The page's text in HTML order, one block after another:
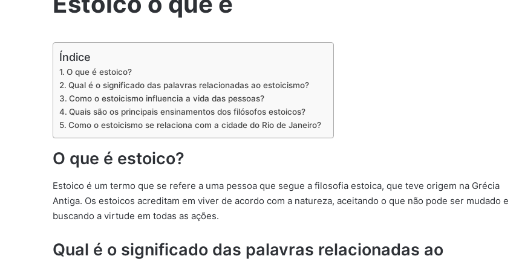
Índice
O que é estoico?
Qual é o significado das palavras relacionadas ao estoicismo?
Como o estoicismo influencia a vida das pessoas?
Quais são os principais ensinamentos dos filósofos estoicos?
Como o estoicismo se relaciona com a cidade do Rio de Janeiro?
O que é estoico?
Estoico é um termo que se refere a uma pessoa que segue a filosofia estoica, que teve origem na Grécia
Antiga. Os estoicos acreditam em viver de acordo com a natureza, aceitando o que não pode ser mudado e
buscando a virtude em todas as ações.
Qual é o significado das palavras relacionadas ao